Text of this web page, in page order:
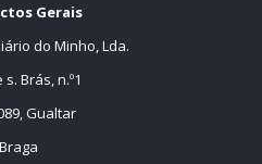
Gerais
do Minho, Lda.
Brás, n.º1
Gualtar
Braga